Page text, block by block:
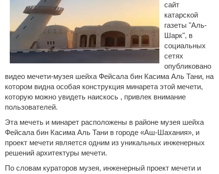
сайт
катарской
газеты "Аль-
Шарк", в
социальных
сетях
опубликовано
видео мечети-музея шейха Фейсала бин Касима Аль Тани, на
котором видна особая конструкция минарета этой мечети,
которую можно увидеть наискось , привлек внимание
пользователей.
Эта мечеть и минарет расположены в районе музея шейха
Фейсала бин Касима Аль Тани в городе «Аш-Шахания», и
проект мечети является одним из уникальных инженерных
решений архитектуры мечети.
По словам кураторов музея, инженерный проект мечети и